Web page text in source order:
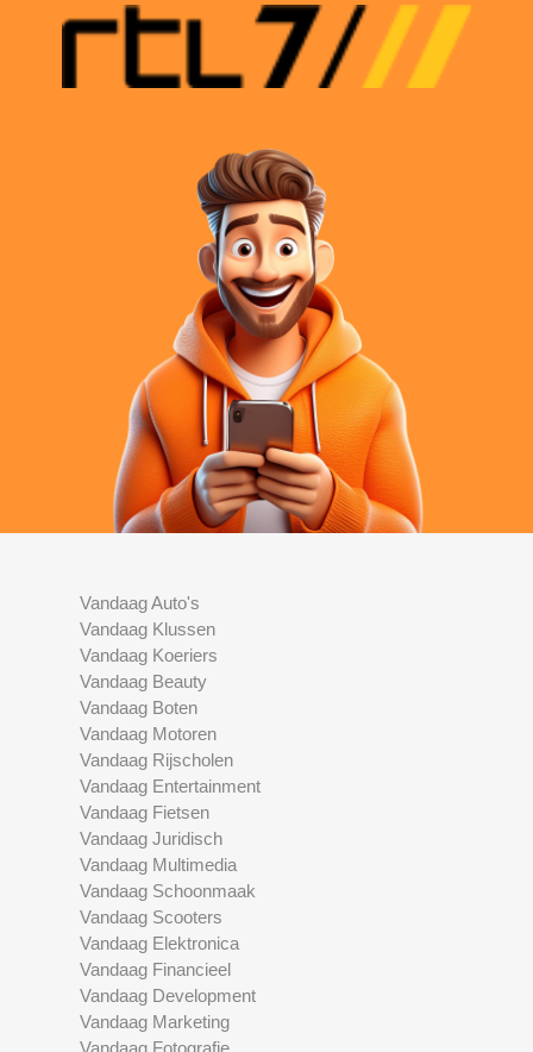
Vandaag Auto's
Vandaag Klussen
Vandaag Koeriers
Vandaag Beauty
Vandaag Boten
Vandaag Motoren
Vandaag Rijscholen
Vandaag Entertainment
Vandaag Fietsen
Vandaag Juridisch
Vandaag Multimedia
Vandaag Schoonmaak
Vandaag Scooters
Vandaag Elektronica
Vandaag Financieel
Vandaag Development
Vandaag Marketing
Vandaag Fotografie